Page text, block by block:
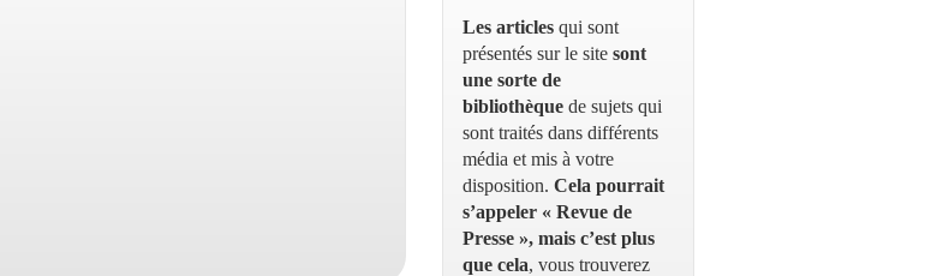
Les articles qui sont
présentés sur le site sont
une sorte de
bibliothèque de sujets qui
sont traités dans différents
média et mis à votre
disposition. Cela pourrait
s’appeler « Revue de
Presse », mais c’est plus
que cela, vous trouverez